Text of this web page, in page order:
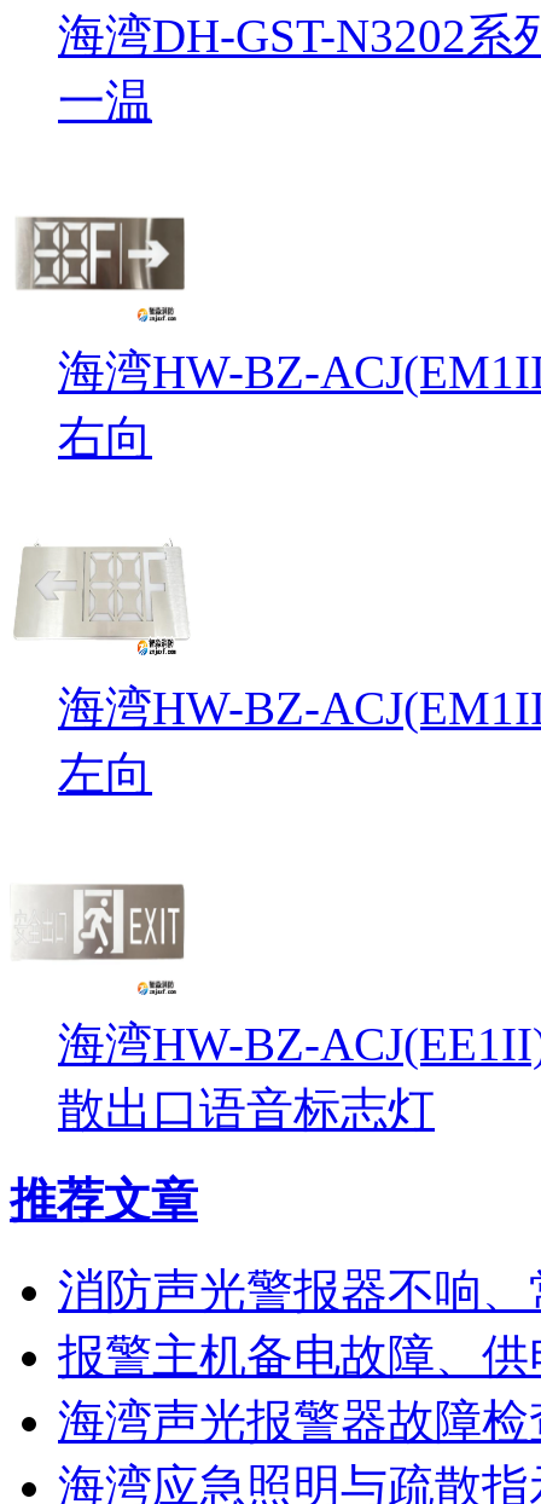
海湾DH-GST-N3202
一温
海湾HW-BZ-
右向
海湾HW-BZ-
左向
海湾HW-BZ-
散出口语音标志灯
推荐文章
消防声光警报器不响
报警主机备电故障、
海湾声光报警器故障
海湾应急照明与疏散